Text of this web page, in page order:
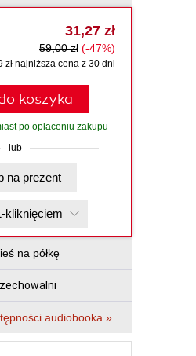
31,27 zł
59,00 zł (-47%)
zł najniższa cena z 30 dni
koszyka
po opłaceniu zakupu
lub
Kup na prezent
kliknięciem
na półkę
audiobooka »